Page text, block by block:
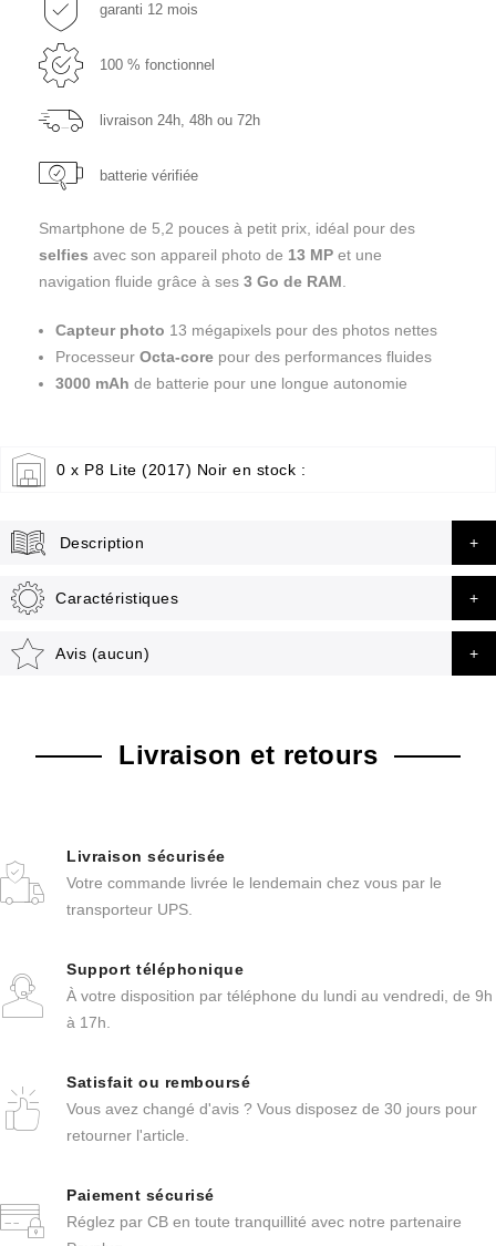
garanti 12 mois
100 % fonctionnel
livraison 24h, 48h ou 72h
batterie vérifiée
Smartphone de 5,2 pouces à petit prix, idéal pour des
selfies avec son appareil photo de 13 MP et une
navigation fluide grâce à ses 3 Go de RAM
Capteur photo 13 mégapixels pour des photos nettes
Processeur Octa-core pour des performances fluides
3000 mAh de batterie pour une longue autonomie
0 x P8 Lite (2017) Noir en stock :
Description
Caractéristiques
Avis (aucun)
Livraison et retours
Livraison sécurisée
Votre commande livrée le lendemain chez vous par le
transporteur UPS.
Support téléphonique
À votre disposition par téléphone du lundi au vendredi, de 9h
à 17h.
Satisfait ou remboursé
Vous avez changé d'avis ? Vous disposez de 30 jours pour
retourner l'article.
Paiement sécurisé
Réglez par CB en toute tranquillité avec notre partenaire